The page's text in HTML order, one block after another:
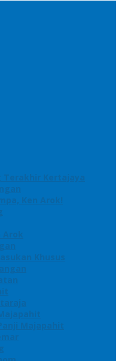
Terakhir Kertajaya
Ken Arok!
Arok
Khusus
Majapahit